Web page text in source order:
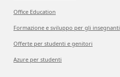
Office Education
Formazione e sviluppo per gli insegnanti
Offerte per studenti e genitori
Azure per studenti